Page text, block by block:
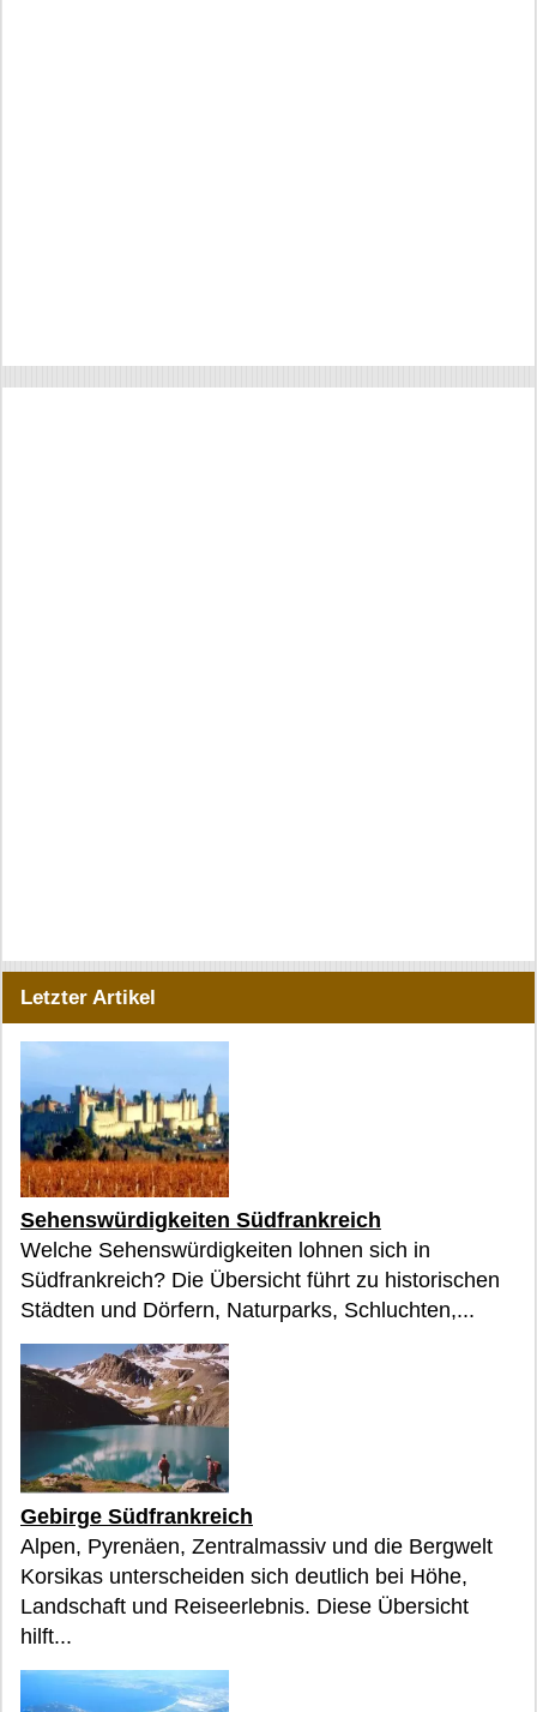
Letzter Artikel
Sehenswürdigkeiten Südfrankreich
Welche Sehenswürdigkeiten lohnen sich in
Südfrankreich? Die Übersicht führt zu historischen
Städten und Dörfern, Naturparks, Schluchten,...
Gebirge Südfrankreich
Alpen, Pyrenäen, Zentralmassiv und die Bergwelt
Korsikas unterscheiden sich deutlich bei Höhe,
Landschaft und Reiseerlebnis. Diese Übersicht
hilft...